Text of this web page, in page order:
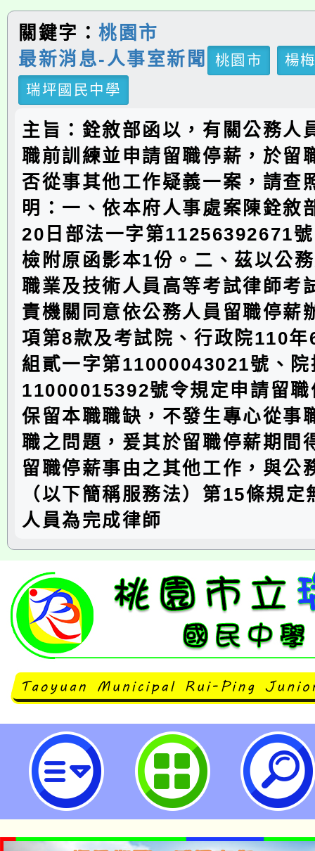
關鍵字：桃園市
最新消息-人事室新聞
桃園市
楊
瑞坪國民中學
主旨：銓敘部函以，有關公務人
職前訓練並申請留職停薪，於留
否從事其他工作疑義一案，請查
明：一、依本府人事處案陳銓敘
20日部法一字第11256392671
檢附原函影本1份。二、茲以公
職業及技術人員高等考試律師考
責機關同意依公務人員留職停薪
項第8款及考試院、行政院110
組貳一字第11000043021號、
11000015392號令規定申請留
保留本職職缺，不發生專心從事
職之問題，爰其於留職停薪期間
留職停薪事由之其他工作，與公
（以下簡稱服務法）第15條規定
人員為完成律師
銓敘部函以，有關公務人員為參加
申請留職停薪，於留職停薪期間得
疑義-桃園市立瑞坪國民中學